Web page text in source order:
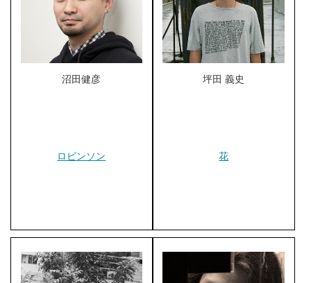
沼田健彦
ロビンソン
坪田 義史
花